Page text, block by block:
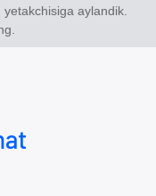
aylandik.